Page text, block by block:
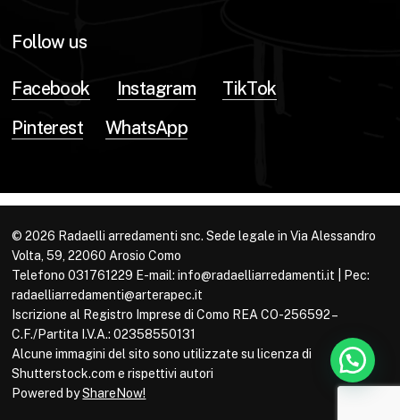
Follow us
Facebook Instagram
TikTok
Pinterest
WhatsApp
© 2026 Radaelli arredamenti snc. Sede legale in Via Alessandro
Volta, 59, 22060 Arosio Como
Telefono 031761229 E-mail: info@radaelliarredamenti.it | Pec:
radaelliarredamenti@arterapec.it
Iscrizione al Registro Imprese di Como REA CO-256592 –
C.F./Partita I.V.A.: 02358550131
Alcune immagini del sito sono utilizzate su licenza di
Shutterstock.com e rispettivi autori
Powered byShareNow!